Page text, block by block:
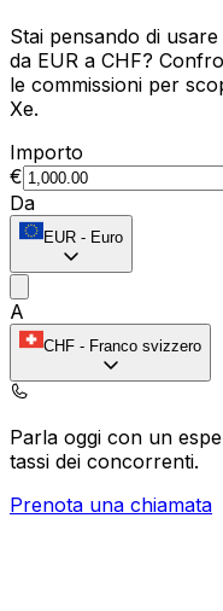
Stai pensando di
da EUR a CHF?
le commissioni per
Xe.
Importo
€
Da
EUR - Euro
A
CHF - Franco svizzero
Parla oggi con un
tassi dei concorrenti.
Prenota una chiamata